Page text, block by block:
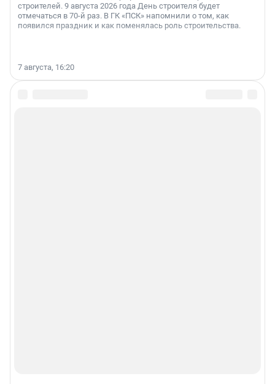
строителей. 9 августа 2026 года День строителя будет
отмечаться в 70-й раз. В ГК «ПСК» напомнили о том, как
появился праздник и как поменялась роль строительства.
7 августа, 16:20